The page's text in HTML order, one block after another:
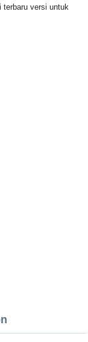
terbaru versi untuk